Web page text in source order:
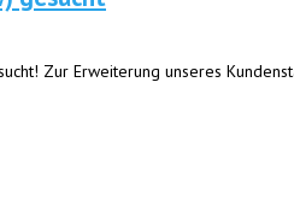
Zur Erweiterung unseres